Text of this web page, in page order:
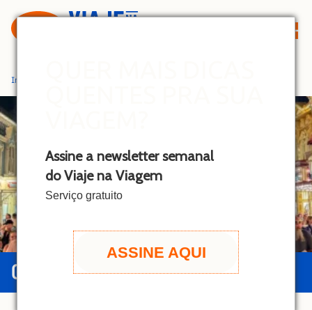
Assine a newsletter semanal
do Viaje na Viagem
Serviço gratuito
ASSINE AQUI
c
o
n
t
e
n
t
Início
GUIA DE ORLANDO